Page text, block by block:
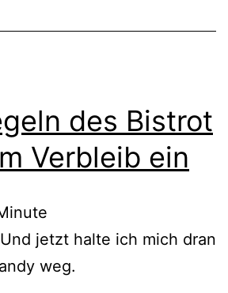
des Bistrot
Verbleib ein
jetzt halte ich mich dran
weg.